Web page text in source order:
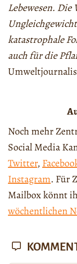
Lebewesen.
katastrophale
auch für die
Noch mehr
Social Media
Twitter,
Instagram. Für
Mailbox könnt
wöchentlichen